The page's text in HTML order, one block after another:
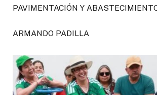
PAVIMENTACIÓN Y
ARMANDO PADILLA